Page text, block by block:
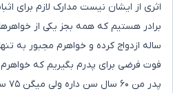
برادر هستیم که همه بجز یکی از
ساله ازدواج کرده و خواهرم مجبور به
فوت فرضی برای پدرم بگیریم که خواهرم